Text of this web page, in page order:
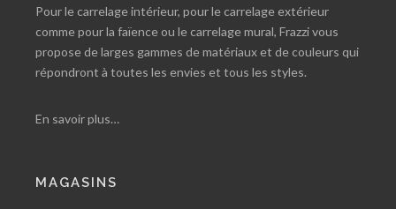
Pour le carrelage intérieur, pour le carrelage extérieur
comme pour la faïence ou le carrelage mural, Frazzi vous
propose de larges gammes de matériaux et de couleurs qui
répondront à toutes les envies et tous les styles.
En savoir plus…
MAGASINS